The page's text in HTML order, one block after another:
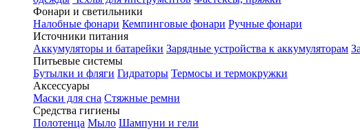
Фонари и светильники
Налобные фонари Кемпинговые фонари Ручные фонари
Источники питания
Аккумуляторы и батарейки Зарядные устройства к аккумуляторам
Питьевые системы
Бутылки и фляги Гидраторы Термосы и термокружки
Аксессуары
Маски для сна Стяжные ремни
Средства гигиены
Полотенца Мыло Шампуни и гели